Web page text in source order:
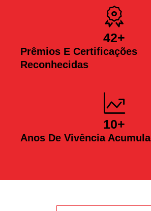
Prêmios E Certificações
Reconhecidas
42+
Anos De Vivência
10+